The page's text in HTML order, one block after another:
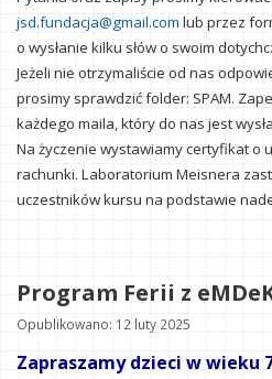
jsd.fundacja@gmail.com lub przez
o wysłanie kilku słów o swoim
Jeżeli nie otrzymaliście od nas
prosimy sprawdzić folder: SPAM.
każdego maila, który do nas jest
Na życzenie wystawiamy certyfikat o
rachunki. Laboratorium Meisnera
uczestników kursu na podstawie
Program Ferii z
Opublikowano: 12 luty 2025
Zapraszamy dzieci w wieku